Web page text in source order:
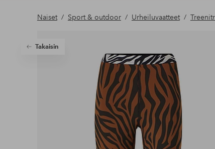
osastoilla
Naiset Sport & outdoor Urheiluvaatteet
Takaisin